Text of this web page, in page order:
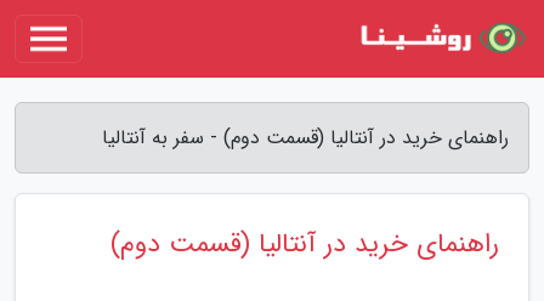
راهنمای خرید در آنتالیا (قسمت دوم) - سفر به آنتالیا
راهنمای خرید در آنتالیا (قسمت دوم)